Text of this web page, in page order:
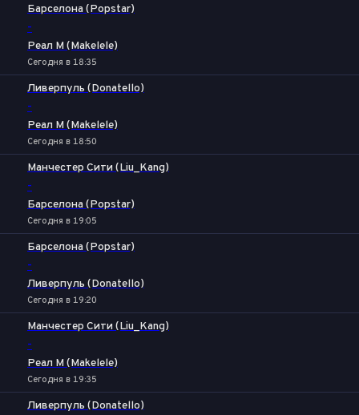
Барселона (Popstar)
-
Реал М (Makelele)
Сегодня в 18:35
Ливерпуль (Donatello)
-
Реал М (Makelele)
Сегодня в 18:50
Манчестер Сити (Liu_Kang)
-
Барселона (Popstar)
Сегодня в 19:05
Барселона (Popstar)
-
Ливерпуль (Donatello)
Сегодня в 19:20
Манчестер Сити (Liu_Kang)
-
Реал М (Makelele)
Сегодня в 19:35
Ливерпуль (Donatello)